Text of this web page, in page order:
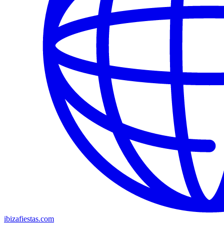
ibizafiestas.com